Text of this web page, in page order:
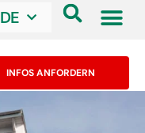
DE
INFOS ANFORDERN